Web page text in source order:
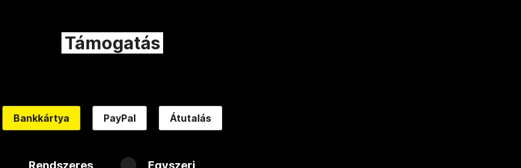
Támogatás
Bankkártya PayPal Átutalás
Rendszeres Egyszeri